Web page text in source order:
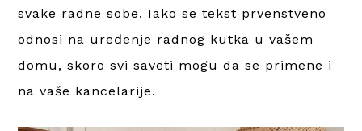
svake radne sobe. Iako se tekst prvenstveno
odnosi na uređenje radnog kutka u vašem
domu, skoro svi saveti mogu da se primene i
na vaše kancelarije.